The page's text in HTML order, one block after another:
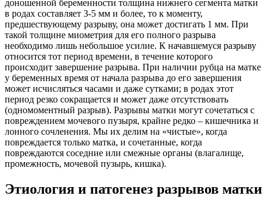
доношенной беременности толщина нижнего сегмента матки
в родах составляет 3-5 мм и более, то к моменту,
предшествующему разрыву, она может достигать 1 мм. При
такой толщине миометрия для его полного разрыва
необходимо лишь небольшое усилие. К начавшемуся разрыву
относится тот период времени, в течение которого
происходит завершение разрыва. При наличии рубца на матке
у беременных время от начала разрыва до его завершения
может исчисляться часами и даже сутками; в родах этот
период резко сокращается и может даже отсутствовать
(одномоментный разрыв). Разрывы матки могут сочетаться с
повреждением мочевого пузыря, крайне редко – кишечника и
лонного сочленения. Мы их делим на «чистые», когда
повреждается только матка, и сочетанные, когда
повреждаются соседние или смежные органы (влагалище,
промежность, мочевой пузырь, кишка).
Этиология и патогенез разрывов матки